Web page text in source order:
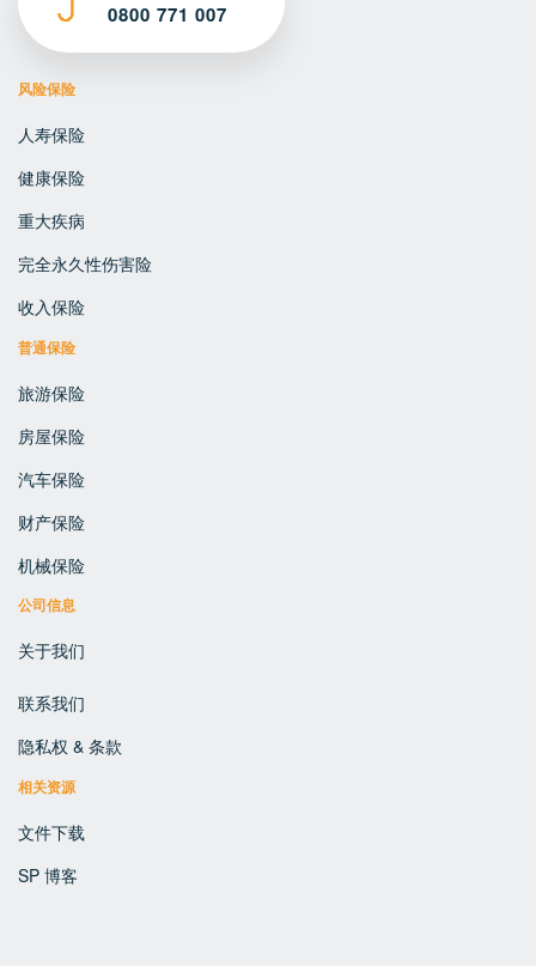
0800 771 007
风险保险
人寿保险
健康保险
重大疾病
完全永久性伤害险
收入保险
普通保险
旅游保险
房屋保险
汽车保险
财产保险
机械保险
公司信息
关于我们
联系我们
隐私权 & 条款
相关资源
文件下载
SP 博客